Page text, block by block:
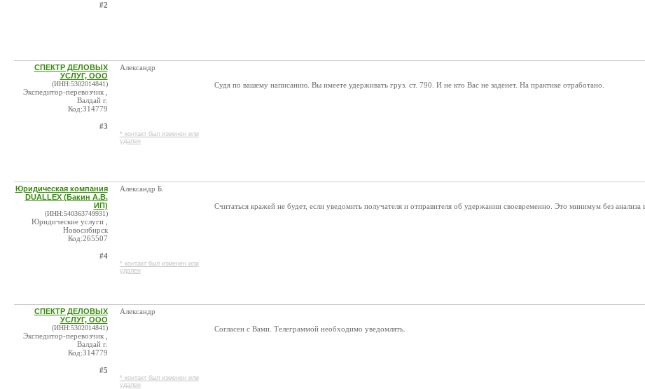
#2
СПЕКТР ДЕЛОВЫХ
УСЛУГ, ООО
(ИНН:5302014841)
Экспедитор-перевозчик ,
Валдай г.
Код:314779
#3
Александр
* контакт был изменен или
удален
Судя по вашему написанию. Вы имеете удерживать груз. ст. 790. И не кто Вас не заденет. На практике отработано.
Юридическая компания
DUALLEX (Бакин А.В.
ИП)
(ИНН:540363749931)
Юридические услуги ,
Новосибирск
Код:265507
#4
Александр Б.
* контакт был изменен или
удален
Считаться кражей не будет, если уведомить получателя и отправителя об удержании своевременно. Это минимум без анализа
СПЕКТР ДЕЛОВЫХ
УСЛУГ, ООО
(ИНН:5302014841)
Экспедитор-перевозчик ,
Валдай г.
Код:314779
#5
Александр
* контакт был изменен или
удален
Согласен с Вами. Телеграммой необходимо уведомлять.